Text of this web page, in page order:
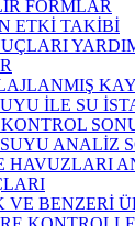
FORMLAR
ETKİ TAKİBİ
İLE SU
ANALİZ
HAVUZLARI
VE BENZERİ